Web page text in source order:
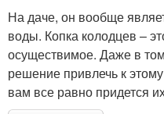
На даче, он вообще
воды. Копка колодцев –
осуществимое. Даже в
решение привлечь к
вам все равно придется